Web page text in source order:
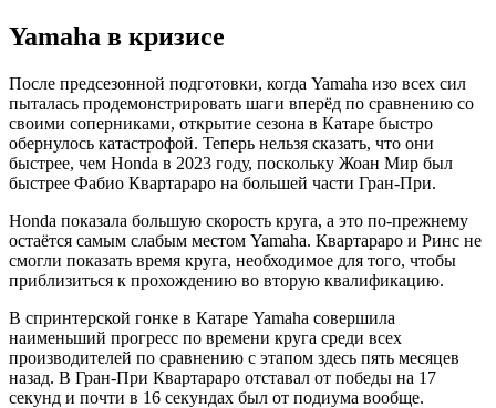
Yamaha в кризисе
После предсезонной подготовки, когда Yamaha изо всех сил
пыталась продемонстрировать шаги вперёд по сравнению со
своими соперниками, открытие сезона в Катаре быстро
обернулось катастрофой. Теперь нельзя сказать, что они
быстрее, чем Honda в 2023 году, поскольку Жоан Мир был
быстрее Фабио Квартараро на большей части Гран-При.
Honda показала большую скорость круга, а это по-прежнему
остаётся самым слабым местом Yamaha. Квартараро и Ринс не
смогли показать время круга, необходимое для того, чтобы
приблизиться к прохождению во вторую квалификацию.
В спринтерской гонке в Катаре Yamaha совершила
наименьший прогресс по времени круга среди всех
производителей по сравнению с этапом здесь пять месяцев
назад. В Гран-При Квартараро отставал от победы на 17
секунд и почти в 16 секундах был от подиума вообще.